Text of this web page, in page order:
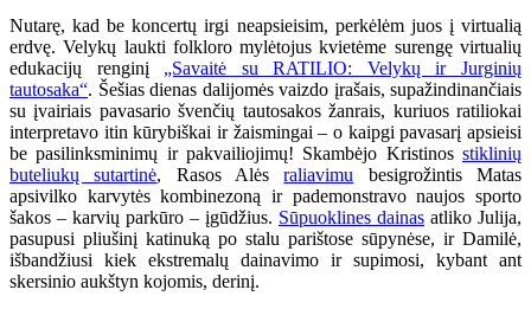
Nutarę, kad be koncertų irgi neapsieisim, perkėlėm juos į virtualią
erdvę. Velykų laukti folkloro mylėtojus kvietėme surengę virtualių
edukacijų renginį „Savaitė su RATILIO: Velykų ir Jurginių
tautosaka“. Šešias dienas dalijomės vaizdo įrašais, supažindinančiais
su įvairiais pavasario švenčių tautosakos žanrais, kuriuos ratiliokai
interpretavo itin kūrybiškai ir žaismingai – o kaipgi pavasarį apsieisi
be pasilinksminimų ir pakvailiojimų! Skambėjo Kristinos stiklinių
buteliukų sutartinė, Rasos Alėsraliavimu besigrožintis Matas
apsivilko karvytės kombinezoną ir pademonstravo naujos sporto
šakos – karvių parkūro – įgūdžius. Sūpuoklines dainas atliko Julija,
pasupusi pliušinį katinuką po stalu parištose sūpynėse, ir Damilė,
išbandžiusi kiek ekstremalų dainavimo ir supimosi, kybant ant
skersinio aukštyn kojomis, derinį.